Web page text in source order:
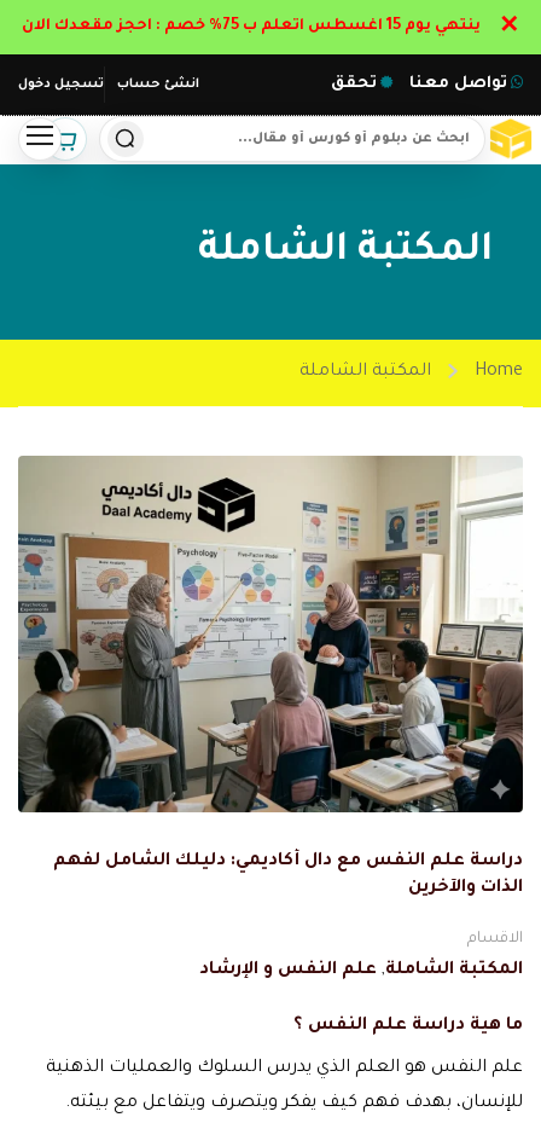
انشئ حساب تسجيل دخول تواصل معنا تحقق
المكتبة الشاملة
Home المكتبة الشاملة
دراسة علم النفس مع دال أكاديمي: دليلك الشامل لفهم
الذات والآخرين
الاقسام
المكتبة الشاملة, علم النفس و الإرشاد
ما هية دراسة علم النفس ؟
علم النفس هو العلم الذي يدرس السلوك والعمليات الذهنية
للإنسان، بهدف فهم كيف يفكر ويتصرف ويتفاعل مع بيئته.
ينتهي يوم 15 اغسطس اتعلم ب 75% خصم : احجز مقعدك الان ✕